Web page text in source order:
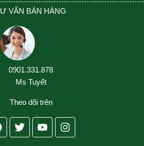
VẤN BÁN HÀNG
0901.331.878
Ms Tuyết
Theo dõi trên
TwitterYoutubeInstagram